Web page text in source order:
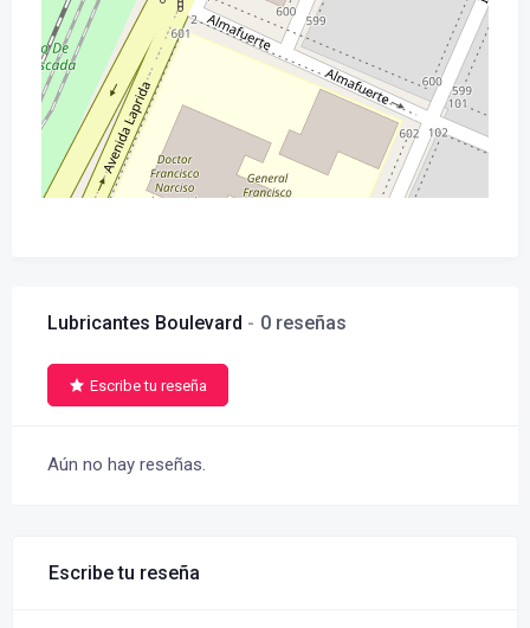
Lubricantes Boulevard 0 reseñas
Escribe tu reseña
Aún no hay reseñas.
Escribe tu reseña